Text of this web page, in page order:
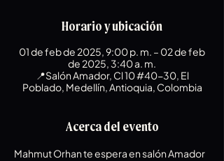
Horario y ubicación
01 de feb de 2025, 9:00 p. m. – 02 de feb
de 2025, 3:40 a. m.
📍Salón Amador, Cl 10 #40-30, El
Poblado, Medellín, Antioquia, Colombia
Acerca del evento
Mahmut Orhan te espera en salón Amador